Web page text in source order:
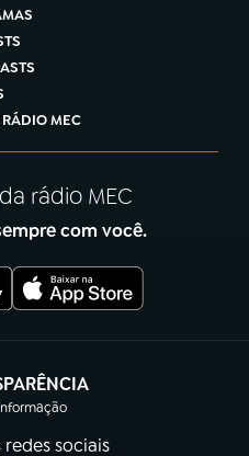
MEC
rádio MEC
com você.
(abre em nova aba)
sociais